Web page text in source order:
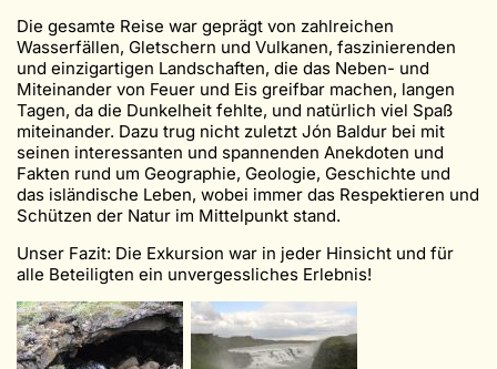
Die gesamte Reise war geprägt von zahlreichen
Wasserfällen, Gletschern und Vulkanen, faszinierenden
und einzigartigen Landschaften, die das Neben- und
Miteinander von Feuer und Eis greifbar machen, langen
Tagen, da die Dunkelheit fehlte, und natürlich viel Spaß
miteinander. Dazu trug nicht zuletzt Jón Baldur bei mit
seinen interessanten und spannenden Anekdoten und
Fakten rund um Geographie, Geologie, Geschichte und
das isländische Leben, wobei immer das Respektieren und
Schützen der Natur im Mittelpunkt stand.
Unser Fazit: Die Exkursion war in jeder Hinsicht und für
alle Beteiligten ein unvergessliches Erlebnis!